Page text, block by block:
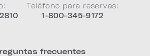
Teléfono para reservas:
1-800-345-9172
frecuentes